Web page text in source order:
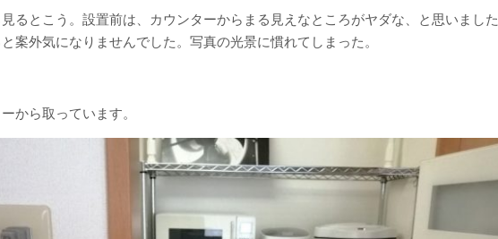
るとこう。設置前は、カウンターからまる見えなところがヤダな、と思いました
案外気になりませんでした。写真の光景に慣れてしまった。
から取っています。